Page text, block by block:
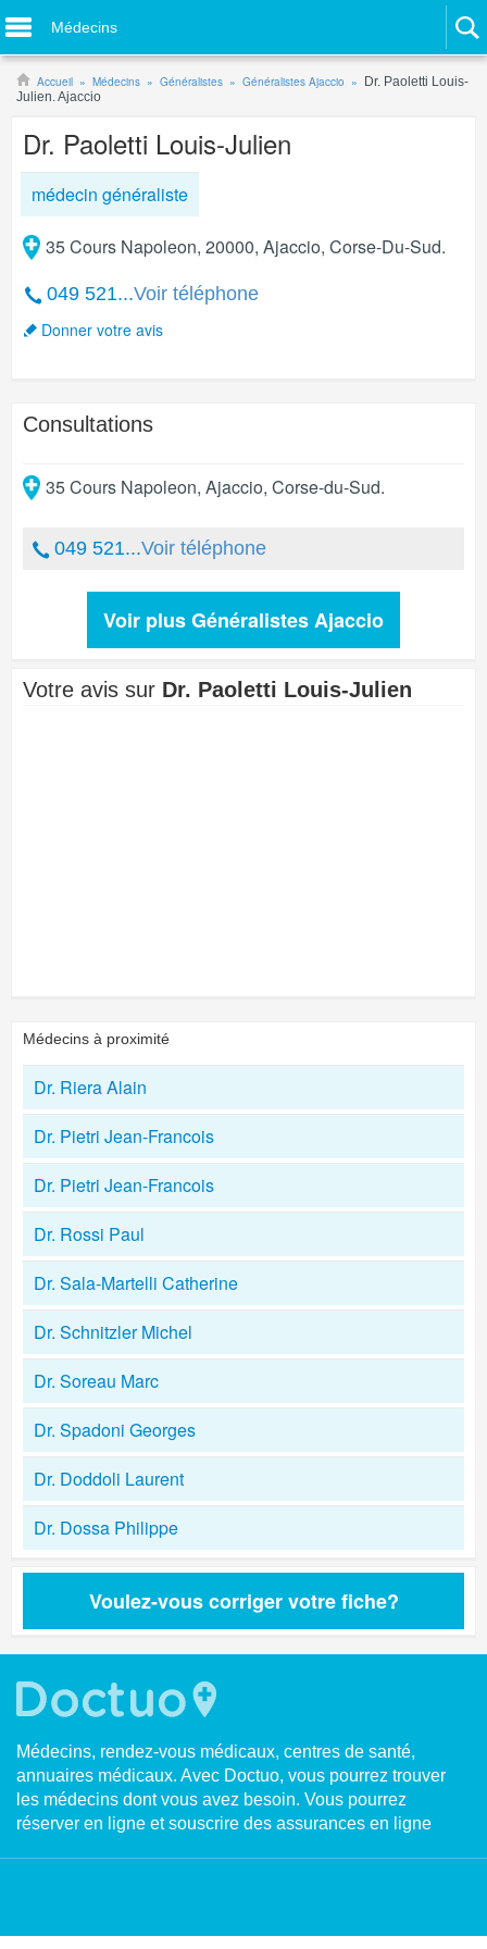
Médecins
Accueil Médecins Généralistes Généralistes Ajaccio
Dr. Paoletti Louis-
Julien. Ajaccio
Dr. Paoletti Louis-Julien
médecin généraliste
35 Cours Napoleon, 20000, Ajaccio, Corse-Du-Sud.
049 521...Voir téléphone
Donner votre avis
Consultations
35 Cours Napoleon, Ajaccio, Corse-du-Sud.
049 521...Voir téléphone
Voir plus Généralistes Ajaccio
Votre avis sur Dr. Paoletti Louis-Julien
Médecins à proximité
Dr. Riera Alain
Dr. Pietri Jean-Francois
Dr. Pietri Jean-Francois
Dr. Rossi Paul
Dr. Sala-Martelli Catherine
Dr. Schnitzler Michel
Dr. Soreau Marc
Dr. Spadoni Georges
Dr. Doddoli Laurent
Dr. Dossa Philippe
Voulez-vous corriger votre fiche?
Médecins, rendez-vous médicaux, centres de santé,
annuaires médicaux. Avec Doctuo, vous pourrez trouver
les médecins dont vous avez besoin. Vous pourrez
réserver en ligne et souscrire des assurances en ligne